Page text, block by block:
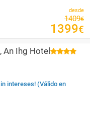
desde
1409€
1399€
An Ihg Hotel
intereses! (Válido en